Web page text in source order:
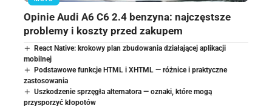
Opinie Audi A6 C6 2.4 benzyna: najczęstsze
problemy i koszty przed zakupem
React Native: krokowy plan zbudowania działającej aplikacji
mobilnej
Podstawowe funkcje HTML i XHTML — różnice i praktyczne
zastosowania
Uszkodzenie sprzęgła alternatora — oznaki, które mogą
przysporzyć kłopotów